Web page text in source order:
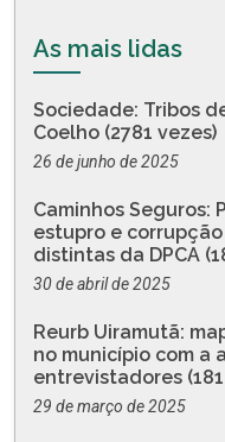
As mais lidas
Sociedade: Tribos
Coelho (2781 vezes)
26 de junho de 2025
Caminhos Seguros:
estupro e
distintas da DPCA
30 de abril de 2025
Reurb Uiramutã:
no município com a
entrevistadores
29 de março de 2025